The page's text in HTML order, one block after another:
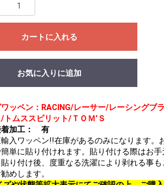
カートに入れる
お気に入りに追加
ッペン：RACING/レーサー/レーシングブ
トムススピリット/ＴＯＭ’Ｓ
着加工： 有
輸入ワッペン!!在庫があるのみになります。
単に貼り付けれます。貼り付ける際はお
り付け後、度重なる洗濯により剥れる事
めします。